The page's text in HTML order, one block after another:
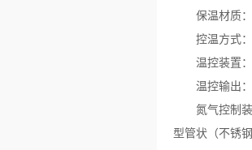
保温材质：
控温方式
温控装置
温控输出：
氮气控制
型管状（不锈